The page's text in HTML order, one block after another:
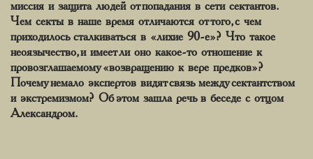
миссия и защита людей от попадания в сети сектантов.
Чем секты в наше время отличаются от того, с чем
приходилось сталкиваться в «лихие 90-е»? Что такое
неоязычество, и имеет ли оно какое-то отношение к
провозглашаемому «возвращению к вере предков»?
Почему немало экспертов видят связь между сектантством
и экстремизмом? Об этом зашла речь в беседе с отцом
Александром.